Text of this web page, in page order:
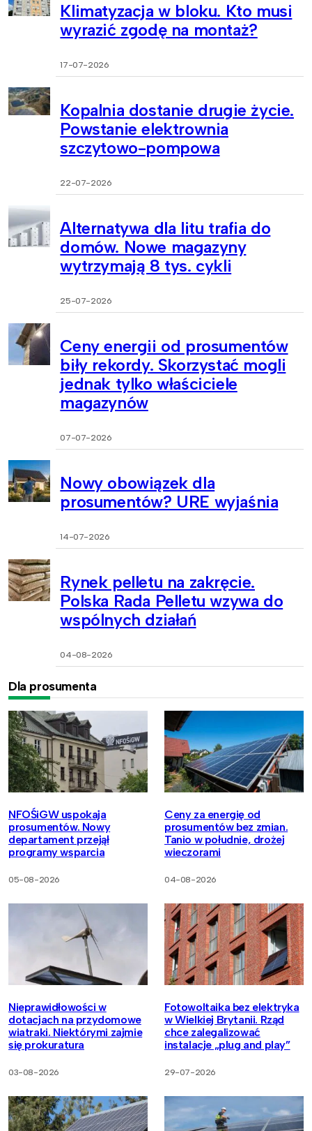
Klimatyzacja w bloku. Kto musi
wyrazić zgodę na montaż?
17-07-2026
Kopalnia dostanie drugie życie.
Powstanie elektrownia
szczytowo-pompowa
22-07-2026
Alternatywa dla litu trafia do
domów. Nowe magazyny
wytrzymają 8 tys. cykli
25-07-2026
Ceny energii od prosumentów
biły rekordy. Skorzystać mogli
jednak tylko właściciele
magazynów
07-07-2026
Nowy obowiązek dla
prosumentów? URE wyjaśnia
14-07-2026
Rynek pelletu na zakręcie.
Polska Rada Pelletu wzywa do
wspólnych działań
04-08-2026
Dla prosumenta
NFOŚiGW uspokaja
prosumentów. Nowy
departament przejął
programy wsparcia
05-08-2026
Ceny za energię od
prosumentów bez zmian.
Tanio w południe, drożej
wieczorami
04-08-2026
Nieprawidłowości w
dotacjach na przydomowe
wiatraki. Niektórymi zajmie
się prokuratura
03-08-2026
Fotowoltaika bez elektryka
w Wielkiej Brytanii. Rząd
chce zalegalizować
instalacje „plug and play”
29-07-2026